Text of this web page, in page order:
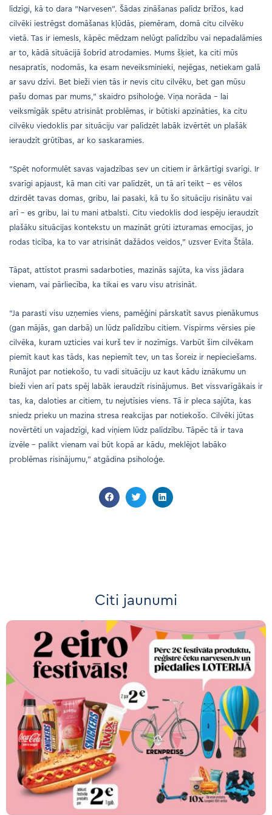
līdzīgi, kā to dara “Narvesen”. Šādas zināšanas palīdz brīžos, kad
cilvēki iestrēgst domāšanas kļūdās, piemēram, domā citu cilvēku
vietā. Tas ir iemesls, kāpēc mēdzam nelūgt palīdzību vai nepadalāmies
ar to, kādā situācijā šobrīd atrodamies. Mums šķiet, ka citi mūs
nesapratīs, nodomās, ka esam neveiksminieki, nejēgas, netiekam galā
ar savu dzīvi. Bet bieži vien tās ir nevis citu cilvēku, bet gan mūsu
pašu domas par mums,” skaidro psiholoģe. Viņa norāda – lai
veiksmīgāk spētu atrisināt problēmas, ir būtiski apzināties, ka citu
cilvēku viedoklis par situāciju var palīdzēt labāk izvērtēt un plašāk
ieraudzīt grūtības, ar ko saskaramies.
“Spēt noformulēt savas vajadzības sev un citiem ir ārkārtīgi svarīgi. Ir
svarīgi apjaust, kā man citi var palīdzēt, un tā arī teikt – es vēlos
dzirdēt tavas domas, gribu, lai pasaki, kā tu šo situāciju risinātu vai
arī – es gribu, lai tu mani atbalsti. Citu viedoklis dod iespēju ieraudzīt
plašāku situācijas kontekstu un mazināt grūti izturamas emocijas, jo
rodas ticība, ka to var atrisināt dažādos veidos,” uzsver Evita Štāla.
Tāpat, attīstot prasmi sadarboties, mazinās sajūta, ka viss jādara
vienam, vai pārliecība, ka tikai es varu visu atrisināt.
“Ja parasti visu uzņemies viens, pamēģini pārskatīt savus pienākumus
(gan mājās, gan darbā) un lūdz palīdzību citiem. Vispirms vērsies pie
cilvēka, kuram uzticies vai kurš tev ir nozīmīgs. Varbūt šim cilvēkam
piemīt kaut kas tāds, kas nepiemīt tev, un tas šoreiz ir nepieciešams.
Runājot par notiekošo, tu vadi situāciju uz kaut kādu iznākumu un
bieži vien arī pats spēj labāk ieraudzīt risinājumus. Bet vissvarīgākais ir
tas, ka, daloties ar citiem, tu nejutīsies viens. Tā ir pleca sajūta, kas
sniedz prieku un mazina stresa reakcijas par notiekošo. Cilvēki jūtas
novērtēti un vajadzīgi, kad viņiem lūdz palīdzību. Tāpēc tā ir tava
izvēle – palikt vienam vai būt kopā ar kādu, meklējot labāko
problēmas risinājumu,” atgādina psiholoģe.
Citi jaunumi